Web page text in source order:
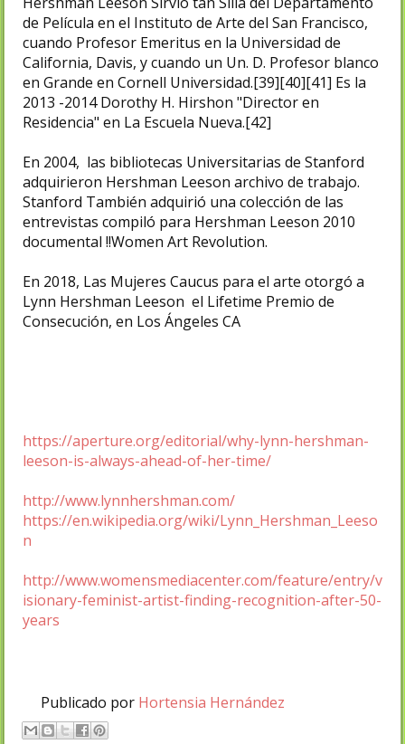
de Película en el Instituto de Arte del San Francisco,
cuando Profesor Emeritus en la Universidad de
California, Davis, y cuando un Un. D. Profesor blanco
en Grande en Cornell Universidad.[39]​[40]​[41]​ Es la
2013 -2014 Dorothy H. Hirshon "Director en
Residencia" en La Escuela Nueva.[42]​
En 2004, las bibliotecas Universitarias de Stanford
adquirieron Hershman Leeson archivo de trabajo.
Stanford También adquirió una colección de las
entrevistas compiló para Hershman Leeson 2010
documental !!Women Art Revolution.​
En 2018, Las Mujeres Caucus para el arte otorgó a
Lynn Hershman Leeson el Lifetime Premio de
Consecución, en Los Ángeles CA
https://aperture.org/editorial/why-lynn-hershman-
leeson-is-always-ahead-of-her-time/
http://www.lynnhershman.com/
https://en.wikipedia.org/wiki/Lynn_Hershman_Leeso
n
http://www.womensmediacenter.com/feature/entry/v
isionary-feminist-artist-finding-recognition-after-50-
years
Publicado por Hortensia Hernández